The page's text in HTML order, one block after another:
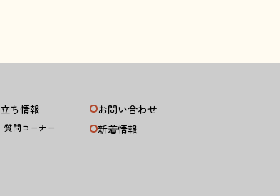
ち情報
質問コーナー
お問い合わせ
新着情報